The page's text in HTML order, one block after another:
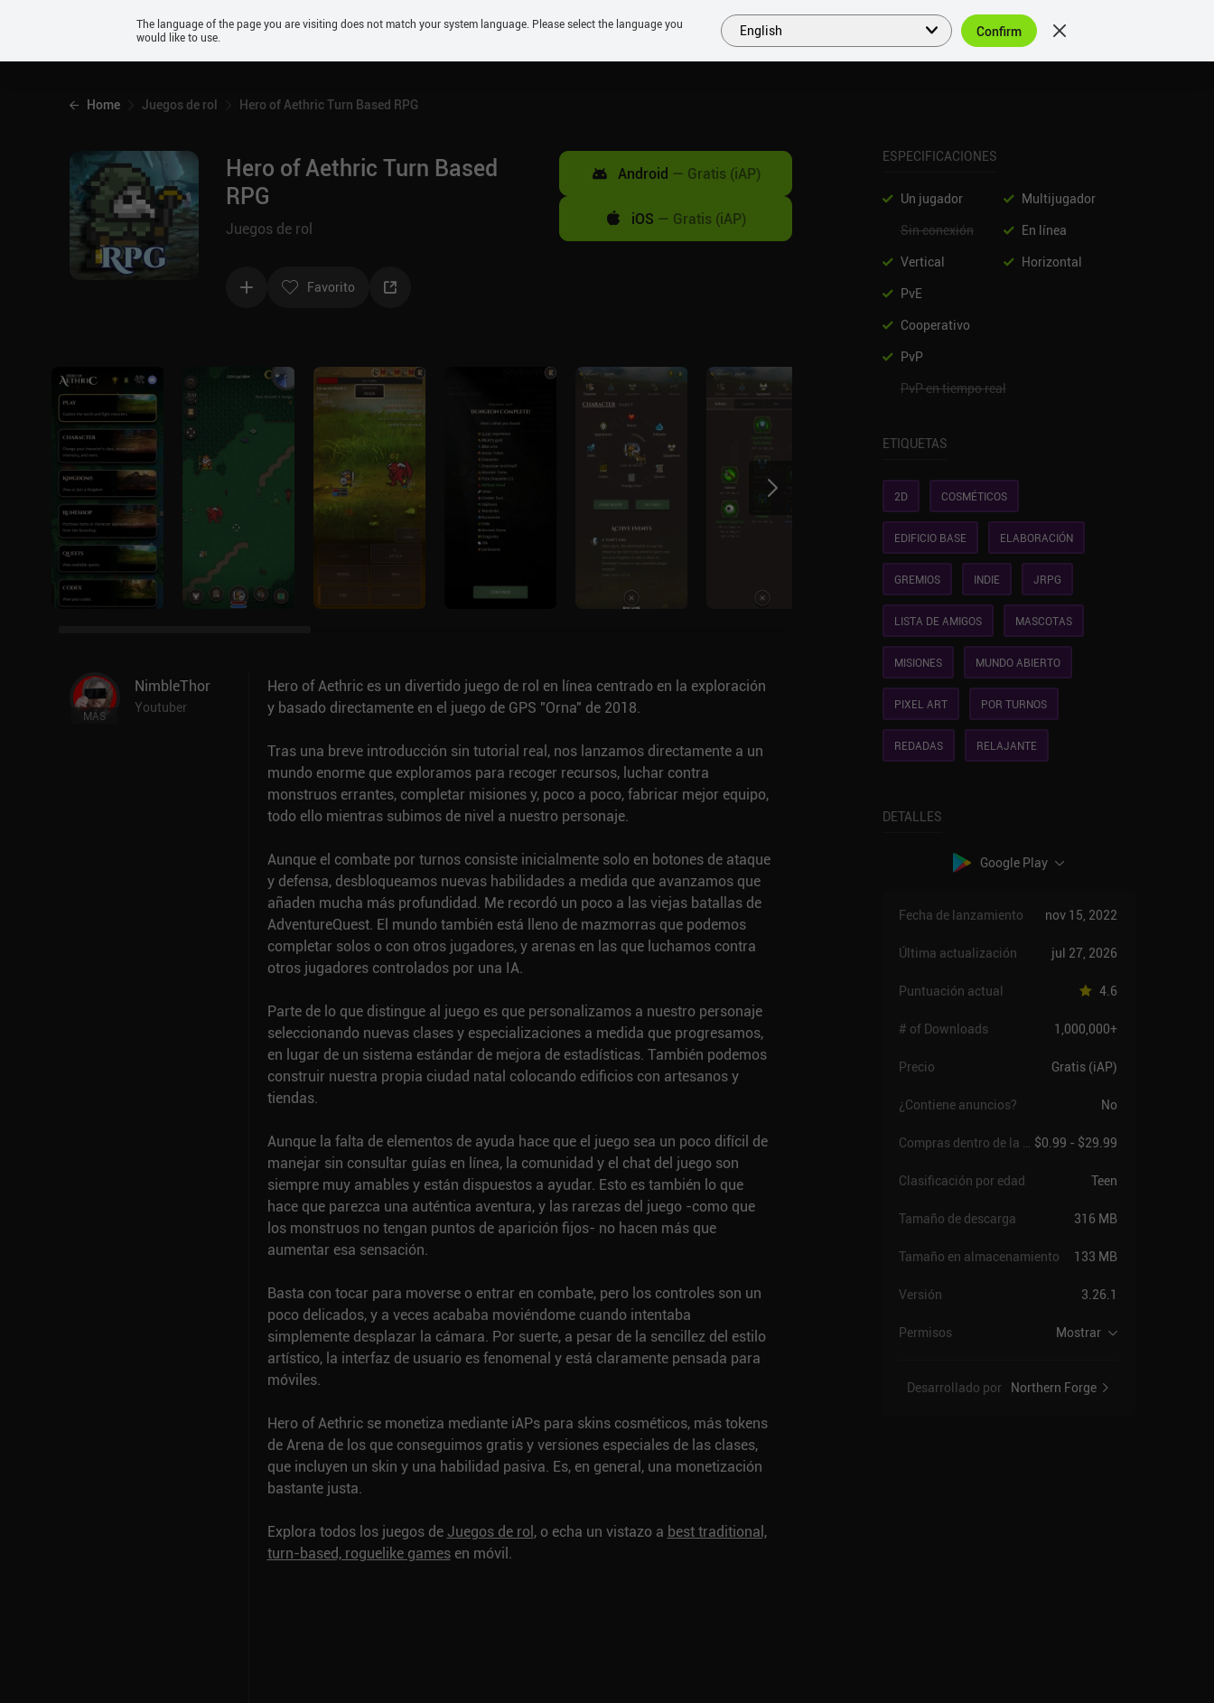
Android
PRÓXIMOS SIMILARES COLECCIONES TOP ES
Home Juegos de rol Hero of Aethric Turn Based RPG
Hero of Aethric Turn Based
RPG
Juegos de rol
Favorito
Android — Gratis (iAP)
iOS — Gratis (iAP)
MÁS
NimbleThor
Youtuber
Hero of Aethric es un divertido juego de rol en línea centrado en la exploración
y basado directamente en el juego de GPS "Orna" de 2018.
Tras una breve introducción sin tutorial real, nos lanzamos directamente a un
mundo enorme que exploramos para recoger recursos, luchar contra
monstruos errantes, completar misiones y, poco a poco, fabricar mejor equipo,
todo ello mientras subimos de nivel a nuestro personaje.
Aunque el combate por turnos consiste inicialmente solo en botones de ataque
y defensa, desbloqueamos nuevas habilidades a medida que avanzamos que
añaden mucha más profundidad. Me recordó un poco a las viejas batallas de
AdventureQuest. El mundo también está lleno de mazmorras que podemos
completar solos o con otros jugadores, y arenas en las que luchamos contra
otros jugadores controlados por una IA.
Parte de lo que distingue al juego es que personalizamos a nuestro personaje
seleccionando nuevas clases y especializaciones a medida que progresamos,
en lugar de un sistema estándar de mejora de estadísticas. También podemos
construir nuestra propia ciudad natal colocando edificios con artesanos y
tiendas.
Aunque la falta de elementos de ayuda hace que el juego sea un poco difícil de
manejar sin consultar guías en línea, la comunidad y el chat del juego son
siempre muy amables y están dispuestos a ayudar. Esto es también lo que
hace que parezca una auténtica aventura, y las rarezas del juego -como que
los monstruos no tengan puntos de aparición fijos- no hacen más que
aumentar esa sensación.
Basta con tocar para moverse o entrar en combate, pero los controles son un
poco delicados, y a veces acababa moviéndome cuando intentaba
simplemente desplazar la cámara. Por suerte, a pesar de la sencillez del estilo
artístico, la interfaz de usuario es fenomenal y está claramente pensada para
móviles.
Hero of Aethric se monetiza mediante iAPs para skins cosméticos, más tokens
de Arena de los que conseguimos gratis y versiones especiales de las clases,
que incluyen un skin y una habilidad pasiva. Es, en general, una monetización
bastante justa.
Explora todos los juegos de Juegos de rol, o echa un vistazo a best traditional,
turn-based, roguelike gamesen móvil.
ESPECIFICACIONES
Un jugador
Multijugador
Sin conexión
En línea
Vertical
Horizontal
PvE
Cooperativo
PvP
PvP en tiempo real
ETIQUETAS
2D COSMÉTICOS
EDIFICIO BASE ELABORACIÓN
GREMIOS INDIE JRPG
LISTA DE AMIGOS MASCOTAS
MISIONES MUNDO ABIERTO
PIXEL ART POR TURNOS
REDADAS RELAJANTE
DETALLES
Google Play
Fecha de lanzamiento nov 15, 2022
Última actualización jul 27, 2026
Puntuación actual 4.6
# of Downloads 1,000,000+
Precio Gratis (iAP)
¿Contiene anuncios? No
Compras dentro de la app $0.99 - $29.99
Clasificación por edad Teen
Tamaño de descarga 316 MB
Tamaño en almacenamiento 133 MB
Versión 3.26.1
Permisos Mostrar
Desarrollado por Northern Forge
The language of the page you are visiting does not match your system language. Please select the language you
would like to use.
English Confirm